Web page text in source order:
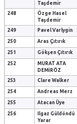
Taşdemir
248
Özge Hasel
Taşdemir
249 Pavel Varlygin
250 Aras Çıtırık
251 Gökşen Çıtırık
252
MURAT ATA
DEMİRÖZ
253 Clare Walker
254 Andreas Merz
255 Atacan Üye
256
Ilgaz Güldöndü
Yarar